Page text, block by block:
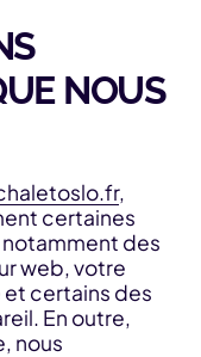
NOUS
,
certaines
des
web, votre
et certains des
En outre,
nous